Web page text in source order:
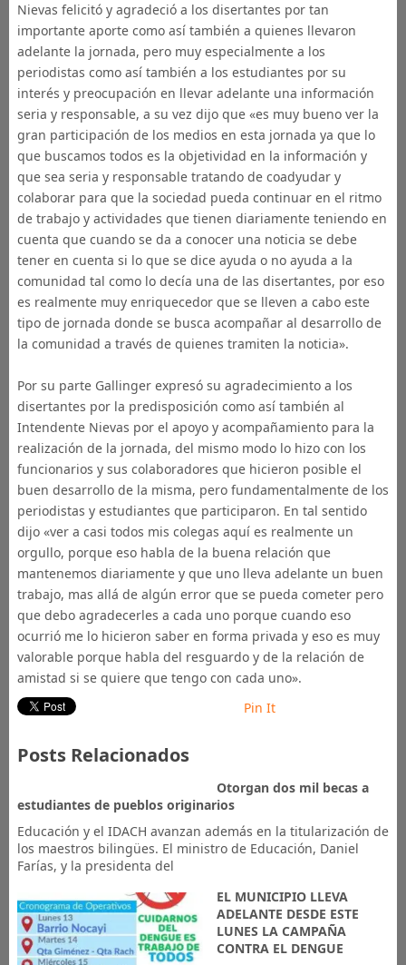
Nievas felicitó y agradeció a los disertantes por tan
importante aporte como así también a quienes llevaron
adelante la jornada, pero muy especialmente a los
periodistas como así también a los estudiantes por su
interés y preocupación en llevar adelante una información
seria y responsable, a su vez dijo que «es muy bueno ver la
gran participación de los medios en esta jornada ya que lo
que buscamos todos es la objetividad en la información y
que sea seria y responsable tratando de coadyudar y
colaborar para que la sociedad pueda continuar en el ritmo
de trabajo y actividades que tienen diariamente teniendo en
cuenta que cuando se da a conocer una noticia se debe
tener en cuenta si lo que se dice ayuda o no ayuda a la
comunidad tal como lo decía una de las disertantes, por eso
es realmente muy enriquecedor que se lleven a cabo este
tipo de jornada donde se busca acompañar al desarrollo de
la comunidad a través de quienes tramiten la noticia».
Por su parte Gallinger expresó su agradecimiento a los
disertantes por la predisposición como así también al
Intendente Nievas por el apoyo y acompañamiento para la
realización de la jornada, del mismo modo lo hizo con los
funcionarios y sus colaboradores que hicieron posible el
buen desarrollo de la misma, pero fundamentalmente de los
periodistas y estudiantes que participaron. En tal sentido
dijo «ver a casi todos mis colegas aquí es realmente un
orgullo, porque eso habla de la buena relación que
mantenemos diariamente y que uno lleva adelante un buen
trabajo, mas allá de algún error que se pueda cometer pero
que debo agradecerles a cada uno porque cuando eso
ocurrió me lo hicieron saber en forma privada y eso es muy
valorable porque habla del resguardo y de la relación de
amistad si se quiere que tengo con cada uno».
Pin It
Posts Relacionados
Otorgan dos mil becas a
estudiantes de pueblos originarios
Educación y el IDACH avanzan además en la titularización de
los maestros bilingües. El ministro de Educación, Daniel
Farías, y la presidenta del
EL MUNICIPIO LLEVA
ADELANTE DESDE ESTE
LUNES LA CAMPAÑA
CONTRA EL DENGUE